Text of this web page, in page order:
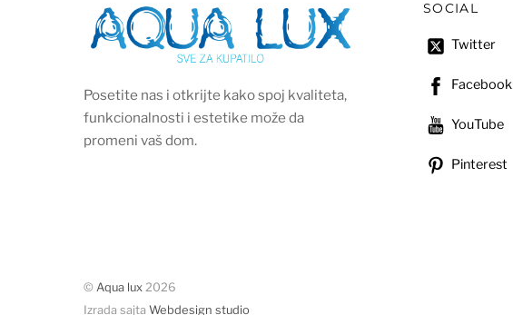
Posetite nas i otkrijte kako spoj kvaliteta,
funkcionalnosti i estetike može da
promeni vaš dom.
SOCIAL
Twitter
Facebook
YouTube
Pinterest
© Aqua lux 2026
Izrada sajta Webdesign studio